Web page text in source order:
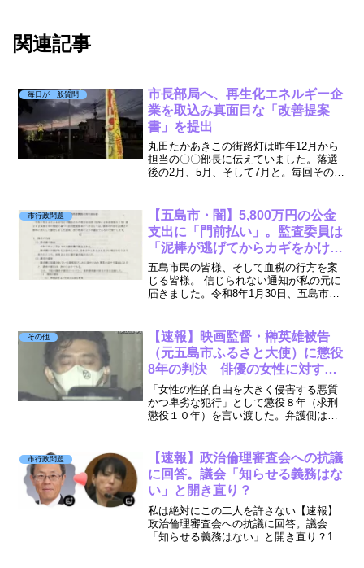
関連記事
毎日が一般質問
市長部局へ、再生化エネルギー企
業を取込み真面目な「改善提案
書」を提出
丸田たかあきこの街路灯は昨年12月から
担当の〇〇部長に伝えていました。落選
後の2月、5月、そして7月と。毎回その場
た提案書提出日: 2025年7月25日提出先:
五島市...
市行政問題
【五島市・闇】5,800万円の公金
支出に「門前払い」。監査委員は
「泥棒が逃げてからカギをかけ
ろ」という呆れた論理
五島市民の皆様、そして血税の行方を案
じる皆様。 信じられない通知が私の元に
届きました。令和8年1月30日、五島市監
5,800万円支出」への住民監査請求に対
し、「却下（門前...
その他
【速報】映画監督・榊英雄被告
（元五島市ふるさと大使）に懲役
8年の判決 俳優の女性に対する
準強姦の罪「お互い男と女になっ
ている中での行為」と無罪主張
も 東京地裁
「女性の性的自由を大きく侵害する悪質
かつ卑劣な犯行」として懲役８年（求刑
懲役１０年）を言い渡した。弁護側は即
督の榊英雄被告（55）に対し、東京地裁
は懲役8年の判決を言...
市行政問題
【速報】政治倫理審査会への抗議
に回答。議会「知らせる義務はな
い」と開き直り？
私は絶対にこの二人を許さない【速報】
政治倫理審査会への抗議に回答。議会
「知らせる義務はない」と開き直り？1.